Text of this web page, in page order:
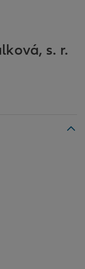
s. r.